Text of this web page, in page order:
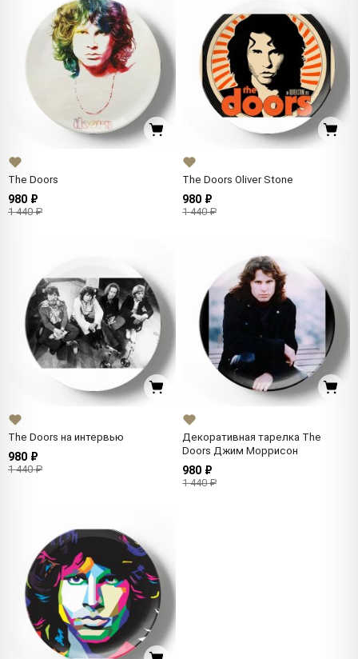
The Doors
980 ₽
1 440 ₽
The Doors Oliver Stone
980 ₽
1 440 ₽
The Doors на интервью
980 ₽
1 440 ₽
Декоративная тарелка The
Doors Джим Моррисон
980 ₽
1 440 ₽